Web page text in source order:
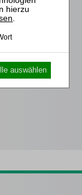
.
auswählen